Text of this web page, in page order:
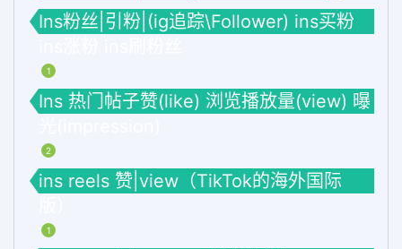
Ins粉丝|引粉|(ig追踪\Follower) ins买粉
1
Ins 热门帖子赞(like) 浏览播放量(view) 曝
2
ins reels 赞|view（TikTok的海外国际
1